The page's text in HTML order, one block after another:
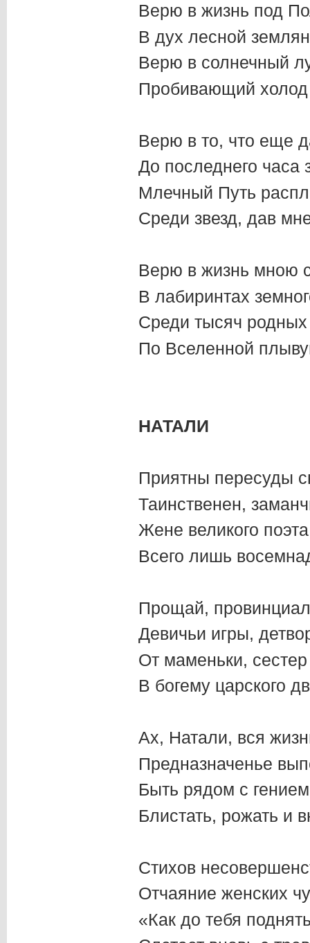
Верю в жизнь под
В дух лесной
Верю в солнечный
Пробивающий холод
Верю в то, что еще
До последнего часа
Млечный Путь
Среди звезд, дав
Верю в жизнь мною
В лабиринтах
Среди тысяч родных
По Вселенной
НАТАЛИ
Приятны пересуды
Таинственен,
Жене великого поэта
Всего лишь
Прощай,
Девичьи игры,
От маменьки,
В богему царского
Ах, Натали, вся
Предназначенье
Быть рядом с
Блистать, рожать и
Стихов
Отчаяние женских
«Как до тебя